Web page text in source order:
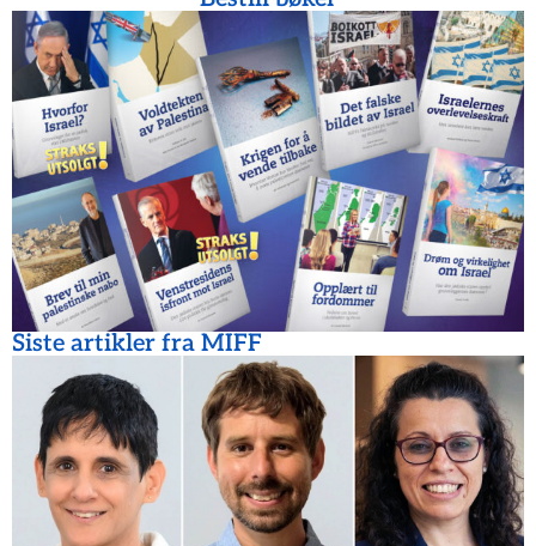
Siste artikler fra MIFF